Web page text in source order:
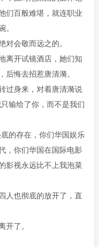
们百般难堪，就连职业
会敬而远之的。
离开试镜酒店，她们知
悔去招惹唐清漪。
过身来，对着唐清漪说
输给了你，而不是我们
的存在，你们华国娱乐
，你们华国在国际电影
影视永远比不上我泡菜
人也彻底的放开了，直
了。